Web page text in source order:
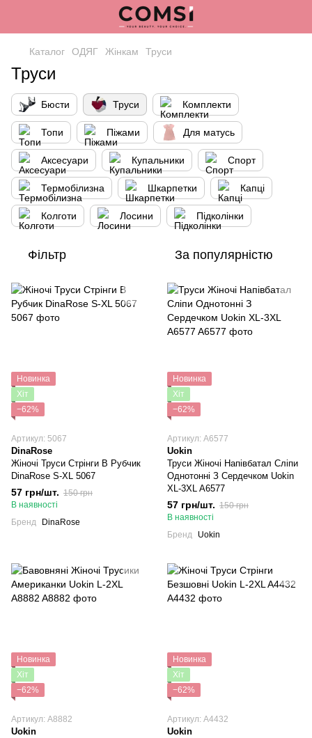
Каталог ОДЯГ Жінкам Труси
Труси
Бюсти Труси Комплекти
Топи Піжами Для матусь
Аксесуари Купальники Спорт
Термобілизна Шкарпетки Капці
Колготи Лосини Підколінки
Фільтр За популярністю
Новинка
Хіт
−62%
Артикул: 5067
DinaRose
Жіночі Труси Стрінги В Рубчик
DinaRose S-XL 5067
57 грн/шт. 150 грн
В наявності
Бренд
DinaRose
Новинка
Хіт
−62%
Артикул: A6577
Uokin
Труси Жіночі Напівбатал Сліпи
Однотонні З Сердечком Uokin
XL-3XL A6577
57 грн/шт. 150 грн
В наявності
Бренд
Uokin
Новинка
Хіт
−62%
Артикул: A8882
Uokin
Новинка
Хіт
−62%
Артикул: A4432
Uokin